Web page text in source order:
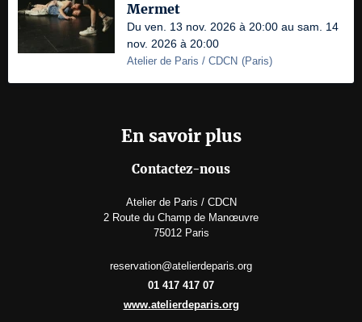
Mermet
Du ven. 13 nov. 2026 à 20:00 au sam. 14
nov. 2026 à 20:00
Atelier de Paris / CDCN (Paris)
En savoir plus
Contactez-nous
Atelier de Paris / CDCN
2 Route du Champ de Manœuvre
75012 Paris
reservation@atelierdeparis.org
01 417 417 07
www.atelierdeparis.org